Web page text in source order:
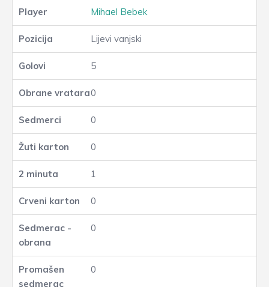
Mihael Bebek
Lijevi vanjski
5
0
0
0
1
0
0
0